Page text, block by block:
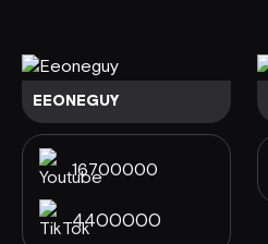
EEONEGUY
16700000
4400000